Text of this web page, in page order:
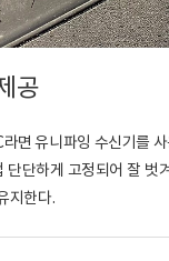
공
면 유니파잉 수신기를
단단하게 고정되어 잘
지한다.